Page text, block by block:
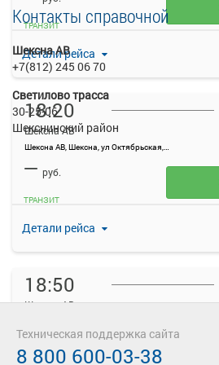
Детали рейса
ТРАНЗИТ
18:20
Шексна АВ
Шексна АВ, Шексна, ул Октябрьская, 128
Детали рейса
— руб.
ТРАНЗИТ
18:50
Шексна АВ
—
Контакты справочной
Шексна АВ
+7(812) 245 06 70
Светилово трасса
30-25-06
Шекснинский район
Техническая поддержка сайта
8 800 600-03-38